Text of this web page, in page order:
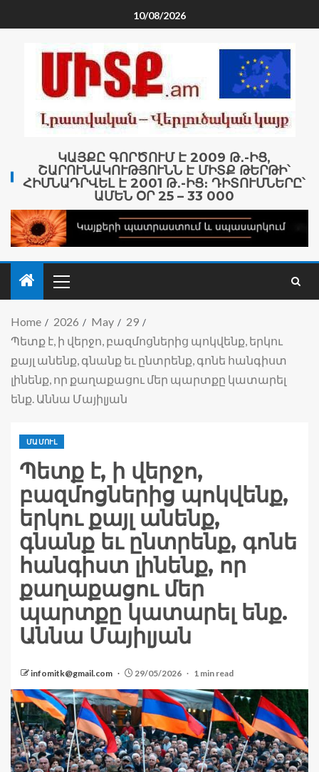
10/08/2026
ԿԱՅՔԸ ԳՈՐԾՈՒՄ Է 2009 Թ․-ԻՑ,
ՇԱՐՈՒՆԱԿՈՒԹՅՈՒՆՆ Է ՄԻՏՔ ԹԵՐԹԻ՝
ՀԻՄՆԱԴՐՎԵԼ Է 2001 Թ․-ԻՑ։ ԴԻՏՈՒՄՆԵՐԸ՝
ԱՄԵՆ ՕՐ 25 – 33 000
Home 2026 May
29
Պետք է, ի վերջո, բազմոցներից պոկվենք, երկու
քայլ անենք, գնանք եւ ընտրենք, գոնե հանգիստ
լինենք, որ քաղաքացու մեր պարտքը կատարել
ենք. Աննա Մայիլյան
ՄԱՄՈՒԼ
Պետք է, ի վերջո,
բազմոցներից պոկվենք,
երկու քայլ անենք,
գնանք եւ ընտրենք, գոնե
հանգիստ լինենք, որ
քաղաքացու մեր
պարտքը կատարել ենք.
Աննա Մայիլյան
infomitk@gmail.com 29/05/2026 1 min read